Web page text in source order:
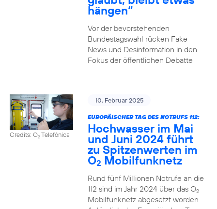
hängen“
Vor der bevorstehenden
Bundestagswahl rücken Fake
News und Desinformation in den
Fokus der öffentlichen Debatte
Credits: O2Telefónica
10. Februar 2025
EUROPÄISCHER TAG DES NOTRUFS 112:
Hochwasser im Mai
und Juni 2024 führt
zu Spitzenwerten im
O2 Mobilfunknetz
Rund fünf Millionen Notrufe an die
112 sind im Jahr 2024 über das O2
Mobilfunknetz abgesetzt worden.